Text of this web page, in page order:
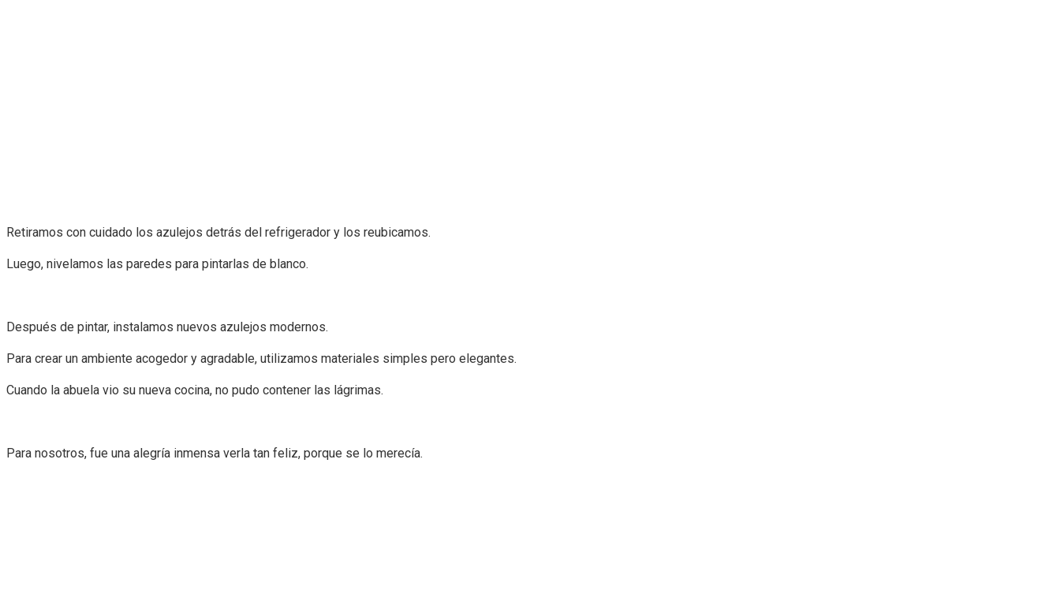
Retiramos con cuidado los azulejos detrás del refrigerador y los reubicamos.
Luego, nivelamos las paredes para pintarlas de blanco.
Después de pintar, instalamos nuevos azulejos modernos.
Para crear un ambiente acogedor y agradable, utilizamos materiales simples pero elegantes.
Cuando la abuela vio su nueva cocina, no pudo contener las lágrimas.
Para nosotros, fue una alegría inmensa verla tan feliz, porque se lo merecía.